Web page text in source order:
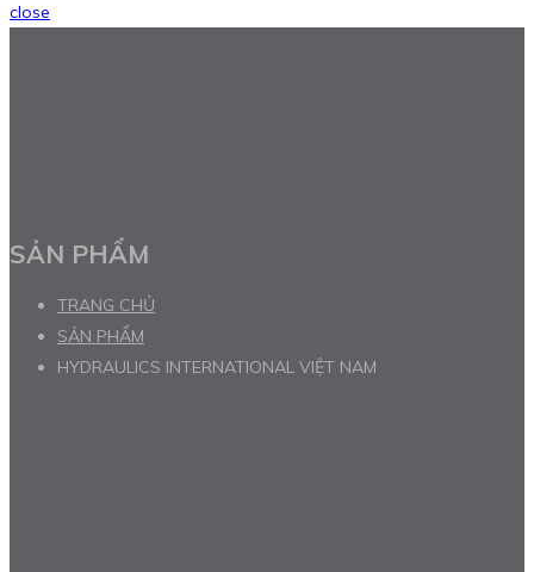
close
SẢN PHẨM
TRANG CHỦ
SẢN PHẨM
HYDRAULICS INTERNATIONAL VIỆT NAM